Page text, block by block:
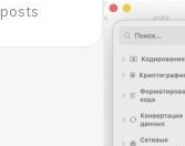
posts